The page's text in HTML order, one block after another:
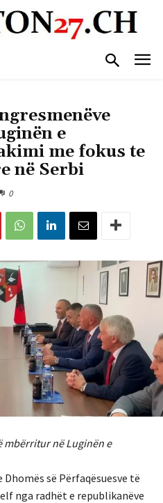
e
me fokus te
në Serbi
0
mbërritur në Luginën e
së Përfaqësuesve të
nga radhët e republikanëve